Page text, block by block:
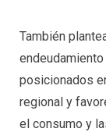
También
posicionados
regional y
el consumo y